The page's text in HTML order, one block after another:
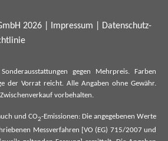
2026 | Impressum
Datenschutz-
gegen Mehrpreis. Farben
der Vorrat reicht. Alle Angaben ohne Gewähr.
vorbehalten.
und CO2-Emissionen: Die angegebenen Werte
Messverfahren [VO (EG) 715/2007 und